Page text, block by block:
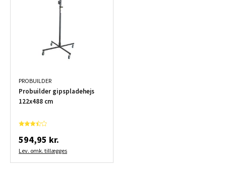
PROBUILDER
Probuilder gipspladehejs
122x488 cm
594,95 kr.
Lev. omk. tillægges